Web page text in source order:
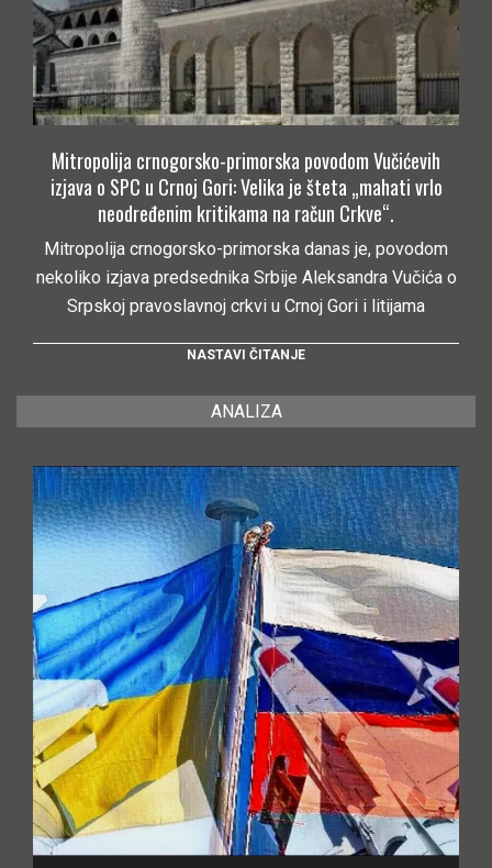
Mitropolija crnogorsko-primorska povodom Vučićevih
izjava o SPC u Crnoj Gori: Velika je šteta „mahati vrlo
neodređenim kritikama na račun Crkve“.
Mitropolija crnogorsko-primorska danas je, povodom
nekoliko izjava predsednika Srbije Aleksandra Vučića o
Srpskoj pravoslavnoj crkvi u Crnoj Gori i litijama
NASTAVI ČITANJE
ANALIZA